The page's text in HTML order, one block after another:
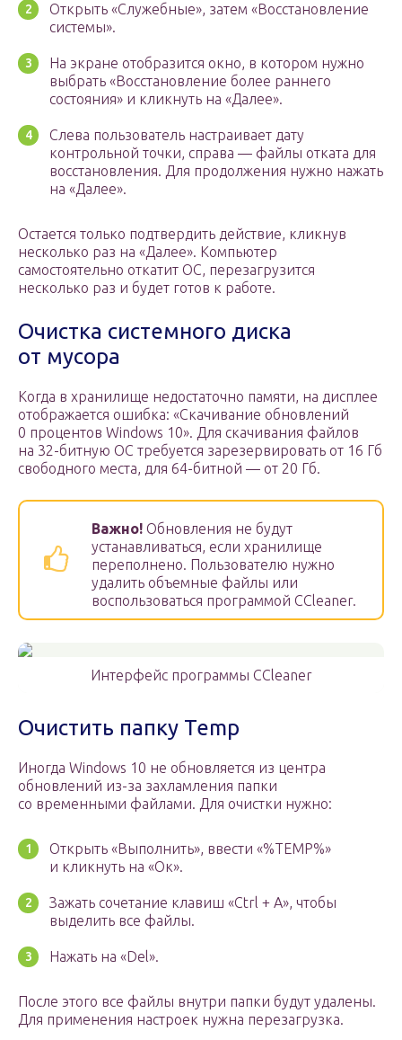
Открыть «Служебные», затем «Восстановление
системы».
На экране отобразится окно, в котором нужно
выбрать «Восстановление более раннего
состояния» и кликнуть на «Далее».
Слева пользователь настраивает дату
контрольной точки, справа — файлы отката для
восстановления. Для продолжения нужно нажать
на «Далее».
Остается только подтвердить действие, кликнув
несколько раз на «Далее». Компьютер
самостоятельно откатит ОС, перезагрузится
несколько раз и будет готов к работе.
Очистка системного диска
от мусора
Когда в хранилище недостаточно памяти, на дисплее
отображается ошибка: «Скачивание обновлений
0 процентов Windows 10». Для скачивания файлов
на 32-битную ОС требуется зарезервировать от 16 Гб
свободного места, для 64-битной — от 20 Гб.
Важно! Обновления не будут
устанавливаться, если хранилище
переполнено. Пользователю нужно
удалить объемные файлы или
воспользоваться программой CCleaner.
Интерфейс программы CCleaner
Очистить папку Temp
Иногда Windows 10 не обновляется из центра
обновлений из-за захламления папки
со временными файлами. Для очистки нужно:
Открыть «Выполнить», ввести «%TEMP%»
и кликнуть на «Ок».
Зажать сочетание клавиш «Ctrl + A», чтобы
выделить все файлы.
Нажать на «Del».
После этого все файлы внутри папки будут удалены.
Для применения настроек нужна перезагрузка.